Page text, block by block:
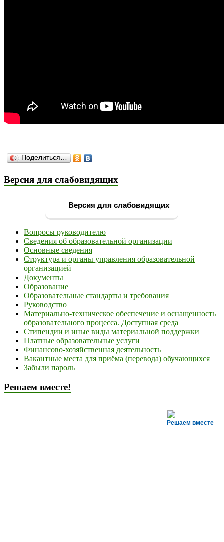
Поделиться…
Версия для слабовидящих
Версия для слабовидящих
Вопросы руководителю
Сведения об образовательной организации
Основные сведения
Структура и органы управления образовательной
организацией
Документы
Образование
Образовательные стандарты и требования
Руководство
Материально-техническое обеспечение и оснащенность
образовательного процесса. Доступная среда
Стипендии и иные виды материальной поддержки
Платные образовательные услуги
Финансово-хозяйственная деятельность
Вакантные места для приёма (перевода) обучающихся
Забыли пароль
Решаем вместе!
Решаем вместе